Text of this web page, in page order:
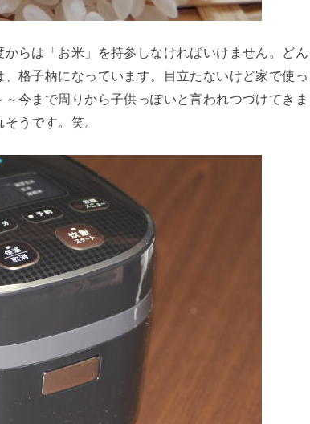
らは「お米」を持参しなければいけません。どん
格子柄になっています。目立たないけど家で使っ
今まで周りから子供っぽいと言われつづけてきま
うです。笑。